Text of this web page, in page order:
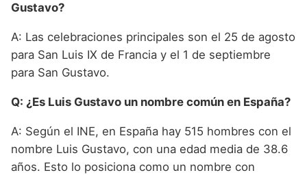
Gustavo?
A: Las celebraciones principales son el 25 de agosto
para San Luis IX de Francia y el 1 de septiembre
para San Gustavo.
Q: ¿Es Luis Gustavo un nombre común en España?
A: Según el INE, en España hay 515 hombres con el
nombre Luis Gustavo, con una edad media de 38.6
años. Esto lo posiciona como un nombre con